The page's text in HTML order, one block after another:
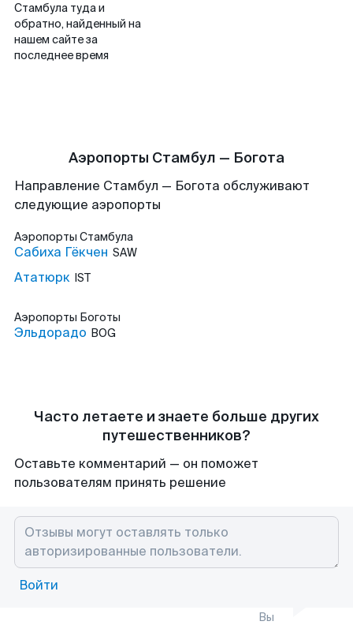
Стамбула туда и
обратно, найденный на
нашем сайте за
последнее время
Аэропорты Стамбул — Богота
Направление Стамбул — Богота обслуживают
следующие аэропорты
Аэропорты Стамбула
Сабиха Гёкчен SAW
Ататюрк IST
Аэропорты Боготы
Эльдорадо BOG
Часто летаете и знаете больше других
путешественников?
Оставьте комментарий — он поможет
пользователям принять решение
Войти
Вы